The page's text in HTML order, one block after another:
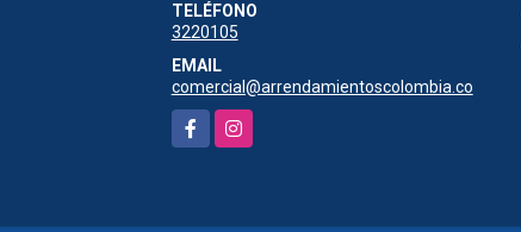
TELÉFONO
3220105
EMAIL
comercial@arrendamientoscolombia.co
FacebookInstagram